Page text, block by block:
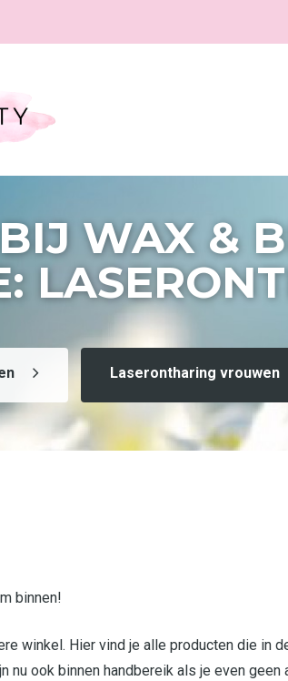
WAX &
Laserontharing vrouwen
binnen!
winkel. Hier vind je alle producten die in
nu ook binnen handbereik als je even geen